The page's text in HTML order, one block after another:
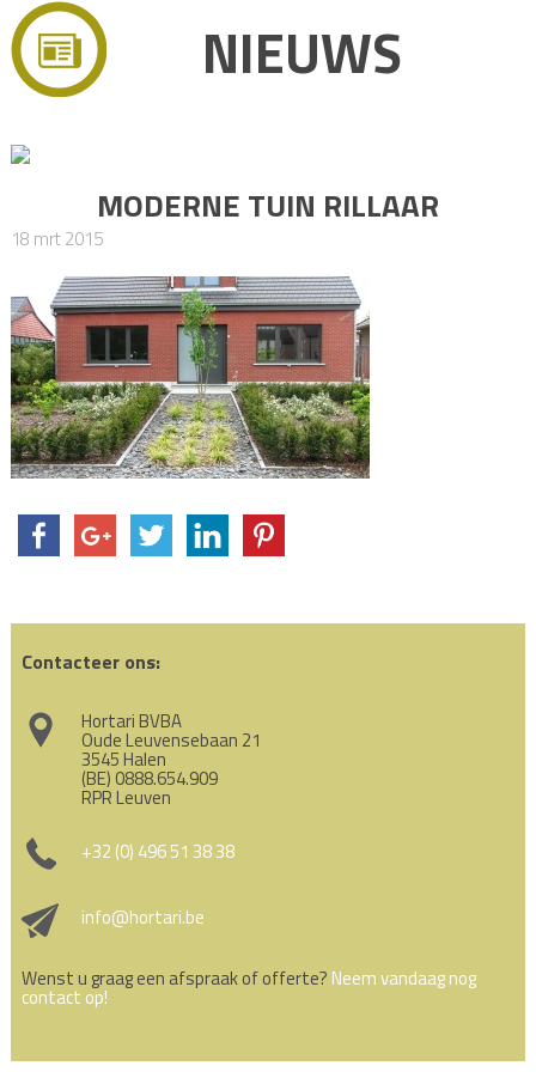
NIEUWS
MODERNE TUIN RILLAAR
18 mrt 2015
Contacteer ons:
Hortari BVBA
Oude Leuvensebaan 21
3545 Halen
(BE) 0888.654.909
RPR Leuven
+32 (0) 496 51 38 38
info@hortari.be
Wenst u graag een afspraak of offerte? Neem vandaag nog
contact op!